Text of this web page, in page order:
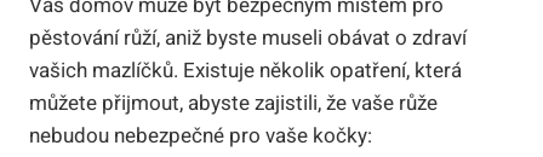
pěstování růží, aniž byste museli obávat o zdraví
vašich mazlíčků. Existuje několik opatření, která
můžete přijmout, abyste zajistili, že vaše růže
nebudou nebezpečné pro vaše kočky: